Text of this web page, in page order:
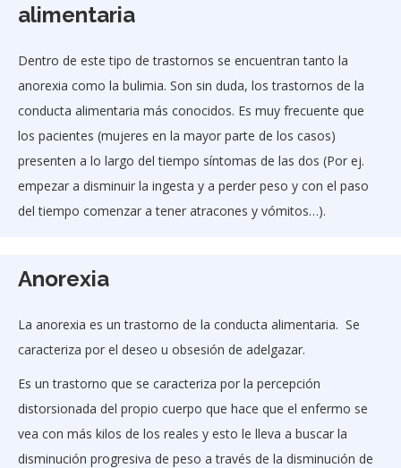
alimentaria
Dentro de este tipo de trastornos se encuentran tanto la
anorexia como la bulimia. Son sin duda, los trastornos de la
conducta alimentaria más conocidos. Es muy frecuente que
los pacientes (mujeres en la mayor parte de los casos)
presenten a lo largo del tiempo síntomas de las dos (Por ej.
empezar a disminuir la ingesta y a perder peso y con el paso
del tiempo comenzar a tener atracones y vómitos…).
Anorexia
La anorexia es un trastorno de la conducta alimentaria. Se
caracteriza por el deseo u obsesión de adelgazar.
Es un trastorno que se caracteriza por la percepción
distorsionada del propio cuerpo que hace que el enfermo se
vea con más kilos de los reales y esto le lleva a buscar la
disminución progresiva de peso a través de la disminución de